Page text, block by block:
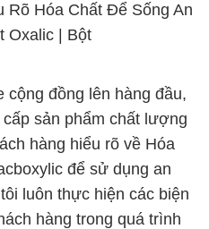
Rõ Hóa Chất Để Sống An
Oxalic | Bột
đồng lên hàng đầu,
sản phẩm chất lượng
hàng hiểu rõ về Hóa
để sử dụng an
luôn thực hiện các biện
hàng trong quá trình